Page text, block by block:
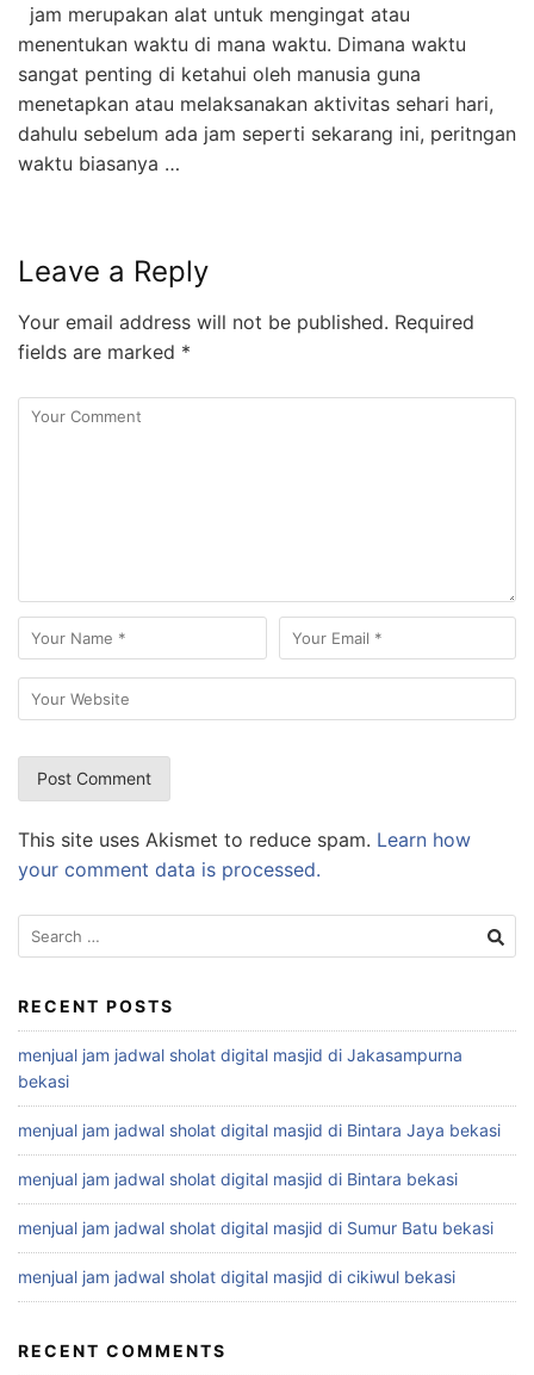
jam merupakan alat untuk mengingat atau
menentukan waktu di mana waktu. Dimana waktu
sangat penting di ketahui oleh manusia guna
menetapkan atau melaksanakan aktivitas sehari hari,
dahulu sebelum ada jam seperti sekarang ini, peritngan
waktu biasanya …
Leave a Reply
Your email address will not be published. Required
fields are marked *
This site uses Akismet to reduce spam. Learn how
your comment data is processed.
Search
for:
RECENT POSTS
menjual jam jadwal sholat digital masjid di Jakasampurna
bekasi
menjual jam jadwal sholat digital masjid di Bintara Jaya bekasi
menjual jam jadwal sholat digital masjid di Bintara bekasi
menjual jam jadwal sholat digital masjid di Sumur Batu bekasi
menjual jam jadwal sholat digital masjid di cikiwul bekasi
RECENT COMMENTS